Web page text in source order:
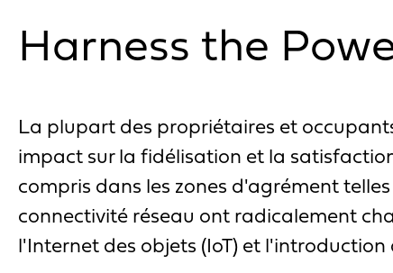
Harness the
La plupart des propriétaires et
impact sur la fidélisation et la
compris dans les zones d'agrément
connectivité réseau ont radicalement
l'Internet des objets (IoT) et l'introduction